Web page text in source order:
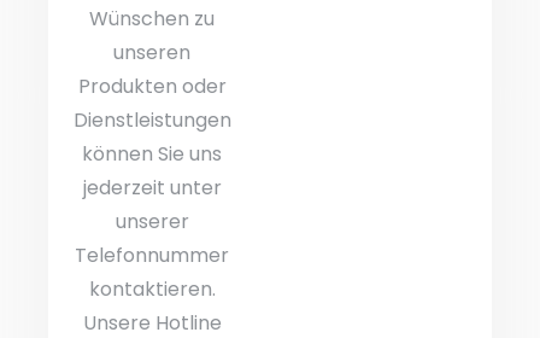
Wünschen zu
unseren
Produkten oder
Dienstleistungen
können Sie uns
jederzeit unter
unserer
Telefonnummer
kontaktieren.
Unsere Hotline